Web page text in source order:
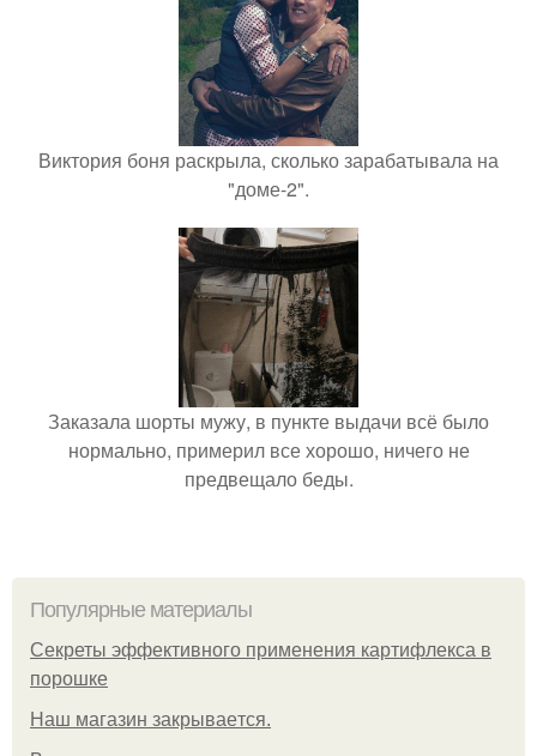
Виктория боня раскрыла, сколько зарабатывала на
"доме-2".
Заказала шорты мужу, в пункте выдачи всё было
нормально, примерил все хорошо, ничего не
предвещало беды.
Популярные материалы
Секреты эффективного применения картифлекса в
порошке
Нaш магaзин зaкрывaeтся.